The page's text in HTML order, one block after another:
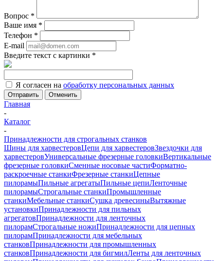
Вопрос *
Ваше имя *
Телефон *
E-mail
Введите текст с картинки *
Я согласен на обработку персональных данных
Отменить
Главная
-
Каталог
-
Принадлежности для строгальных станков
Шины для харвестеровЦепи для харвестеровЗвездочки для
харвестеровУниверсальные фрезерные головкиВертикальные
фрезерные головкиСменные носовые частиФорматно-
раскроечные станкиФрезерные станкиЦепные
пилорамыПильные агрегатыПильные цепиЛенточные
пилорамыСтрогальные станкиПромышленные
станкиМебельные станкиСушка древесиныВытяжные
установкиПринадлежности для пильных
агрегатовПринадлежности для ленточных
пилорамСтрогальные ножиПринадлежности для цепных
пилорамПринадлежности для мебельных
станковПринадлежности для промышленных
станковПринадлежности для бигмилЛенты для ленточных